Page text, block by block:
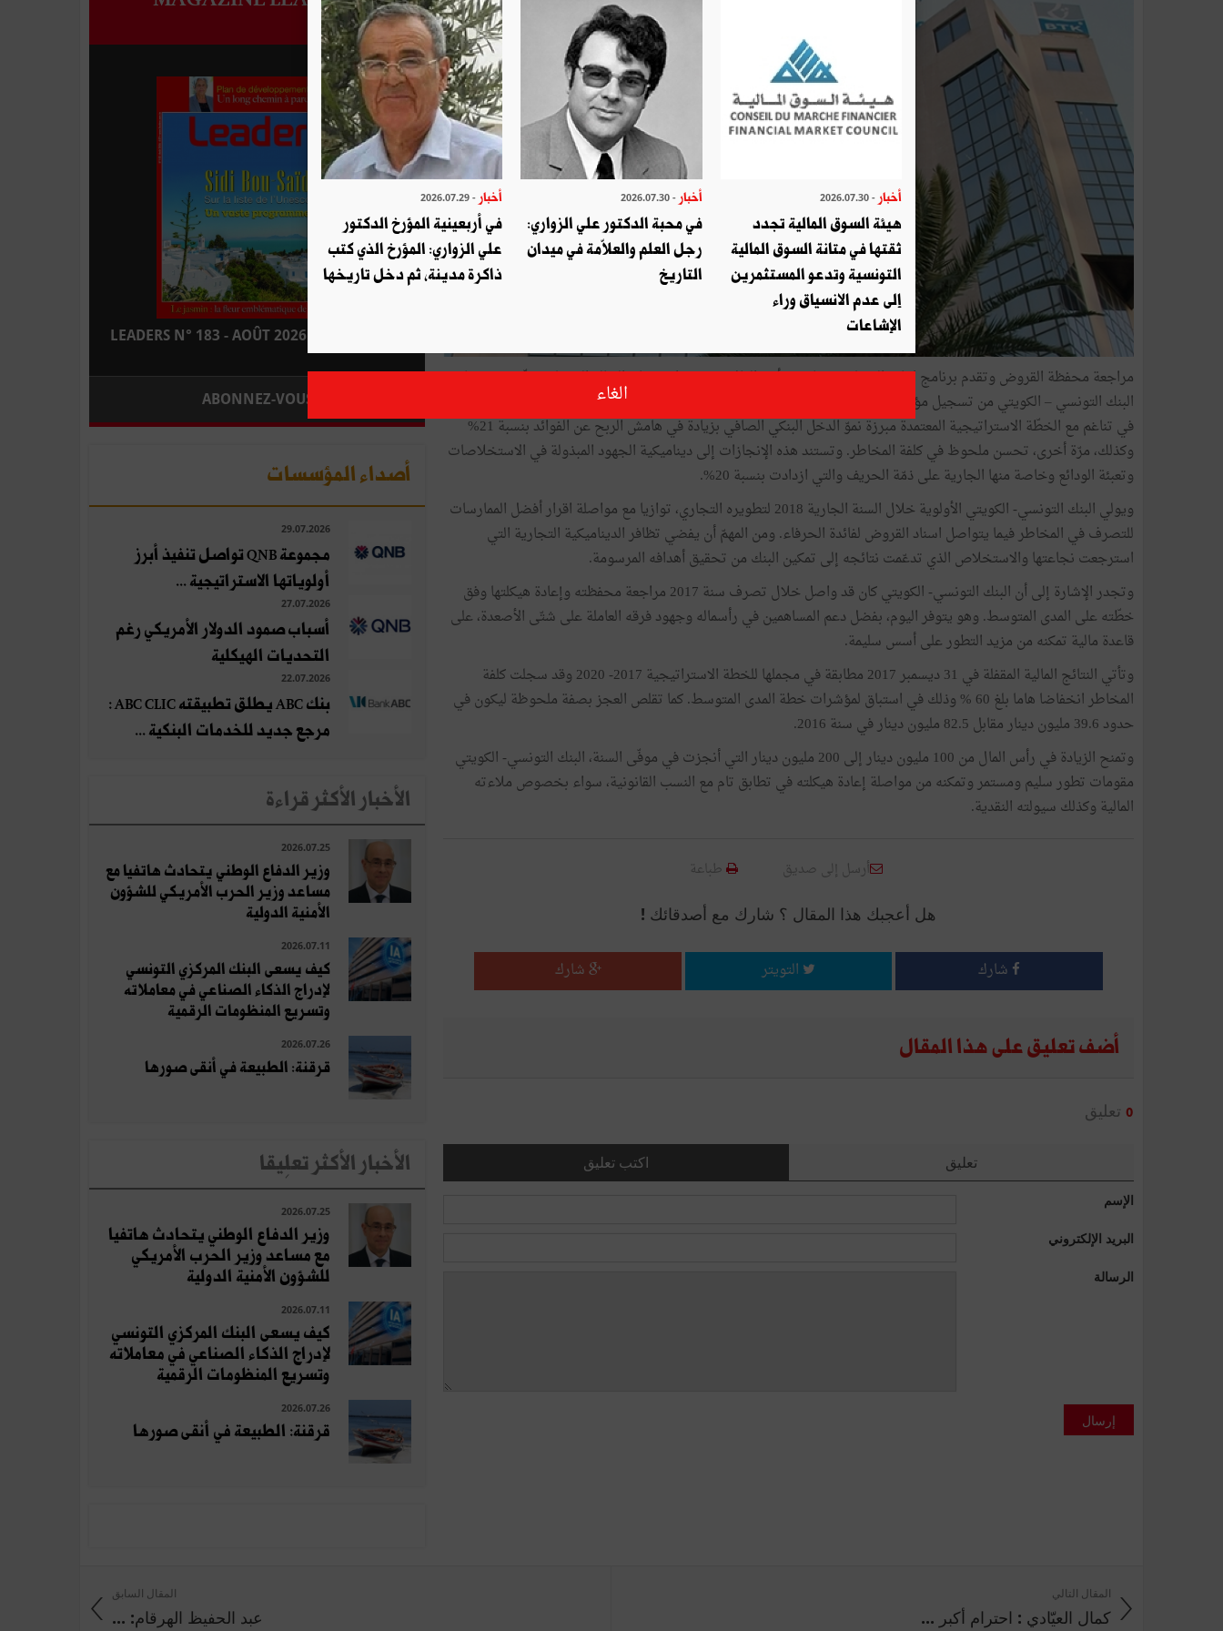
مراجعة محفظة القروض وتقدم برنامج اعادة الهيكلة ومضاعفة رأس المال وتكثيف استرجاع المبالغ المتخلدة مكّنت جميعها
في تناغم مع الخطّة الاستراتيجية المعتمدة مبرزة نموّ الدخل البنكي الصافي بزيادة في هامش الربح عن الفوائد بنسبة 21%
وكذلك، مرّة أخرى، تحسن ملحوظ في كلفة المخاطر. وتستند هذه الإنجازات إلى ديناميكية الجهود المبذولة في الاستخلاصات
وتعبئة الودائع وخاصة منها الجارية على ذمّة الحريف والتي ازدادت بنسبة 20%.
ويولي البنك التونسي- الكويتي الأولوية خلال السنة الجارية 2018 لتطويره التجاري، توازيا مع مواصلة اقرار أفضل الممارسات
للتصرف في المخاطر فيما يتواصل اسناد القروض لفائدة الحرفاء. ومن المهمّ أن يفضي تظافر الديناميكية التجارية التي
استرجعت نجاعتها والاستخلاص الذي تدعّمت نتائجه إلى تمكين البنك من تحقيق أهدافه المرسومة.
وتجدر الإشارة إلى أن البنك التونسي- الكويتي كان قد واصل خلال تصرف سنة 2017 مراجعة محفظته وإعادة هيكلتها وفق
خطّته على المدى المتوسط. وهو يتوفر اليوم، بفضل دعم المساهمين في رأسماله وجهود فرقه العاملة على شتّى الأصعدة، على
قاعدة مالية تمكنه من مزيد التطور على أسس سليمة.
وتأتي النتائج المالية المقفلة في 31 ديسمبر 2017 مطابقة في مجملها للخطة الاستراتيجية 2017- 2020 وقد سجلت كلفة
المخاطر انخفاضا هاما بلغ 60 % وذلك في استباق لمؤشرات خطة المدى المتوسط. كما تقلص العجز بصفة ملحوظة ليكون في
حدود 39.6 مليون دينار مقابل 82.5 مليون دينار في سنة 2016.
وتمنح الزيادة في رأس المال من 100 مليون دينار إلى 200 مليون دينار التي أنجزت في موفّى السنة، البنك التونسي- الكويتي
مقومات تطور سليم ومستمر وتمكنه من مواصلة إعادة هيكلته في تطابق تام مع النسب القانونية، سواء بخصوص ملاءته
المالية وكذلك سيولته النقدية.
أرسل إلى صديق طباعة
هل أعجبك هذا المقال ؟ شارك مع أصدقائك !
شارك التويتر شارك
أضف تعليق على هذا المقال
0 تعليق
اكتب تعليق تعليق
الإسم
البريد الإلكتروني
الرسالة
إرسال
LEADERS N° 183 - AOÛT 2026 : EN KIOSQUE
ABONNEZ-VOUS
أصداء المؤسسات
29.07.2026
مجموعة QNB تواصل تنفيذ أبرز
أولوياتها الاستراتيجية ...
27.07.2026
أسباب صمود الدولار الأمريكي رغم
التحديات الهيكلية
22.07.2026
بنك ABC يطلق تطبيقته ABC CLIC :
مرجع جديد للخدمات البنكية ...
الأخبار الأكثر قراءة
2026.07.25
وزير الدفاع الوطني يتحادث هاتفيا مع
مساعد وزير الحرب الأمريكي للشؤون
الأمنية الدولية
2026.07.11
كيف يسعى البنك المركزي التونسي
لإدراج الذكاء الصناعي في معاملاته
وتسريع المنظومات الرقمية
2026.07.26
قرقنة: الطبيعة في أنقى صورها
الأخبار الأكثر تعلِيقا
2026.07.25
وزير الدفاع الوطني يتحادث هاتفيا
مع مساعد وزير الحرب الأمريكي
للشؤون الأمنية الدولية
2026.07.11
كيف يسعى البنك المركزي التونسي
لإدراج الذكاء الصناعي في معاملاته
وتسريع المنظومات الرقمية
2026.07.26
قرقنة: الطبيعة في أنقى صورها
المقال السابق
عبد الحفيظ الهرقام: ...
المقال التالي
كمال العيّادي : احترام أكبر ...
أخبار - 2026.07.30
هيئة السوق المالية تجدد
ثقتها في متانة السوق المالية
التونسية وتدعو المستثمرين
إلى عدم الانسياق وراء
الإشاعات
أخبار - 2026.07.30
في محبة الدكتور علي الزواري:
رجل العلم والعلاّمة في ميدان
التاريخ
أخبار - 2026.07.29
في أربعينية المؤرخ الدكتور
علي الزواري: المؤرخ الذي كتب
ذاكرة مدينة، ثم دخل تاريخها
الغاء